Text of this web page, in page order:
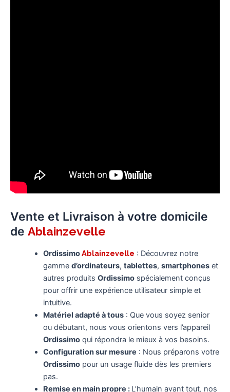
Vente et Livraison à votre domicile
de Ablainzevelle
OrdissimoAblainzevelle : Découvrez notre
gamme d’ordinateurs, tablettes, smartphoneset
autres produits Ordissimospécialement conçus
pour offrir une expérience utilisateur simple et
intuitive.
Matériel adapté à tous: Que vous soyez senior
ou débutant, nous vous orientons vers l’appareil
Ordissimoqui répondra le mieux à vos besoins.
Configuration sur mesure : Nous préparons votre
Ordissimopour un usage fluide dès les premiers
pas.
Remise en main propre : L’humain avant tout, nos